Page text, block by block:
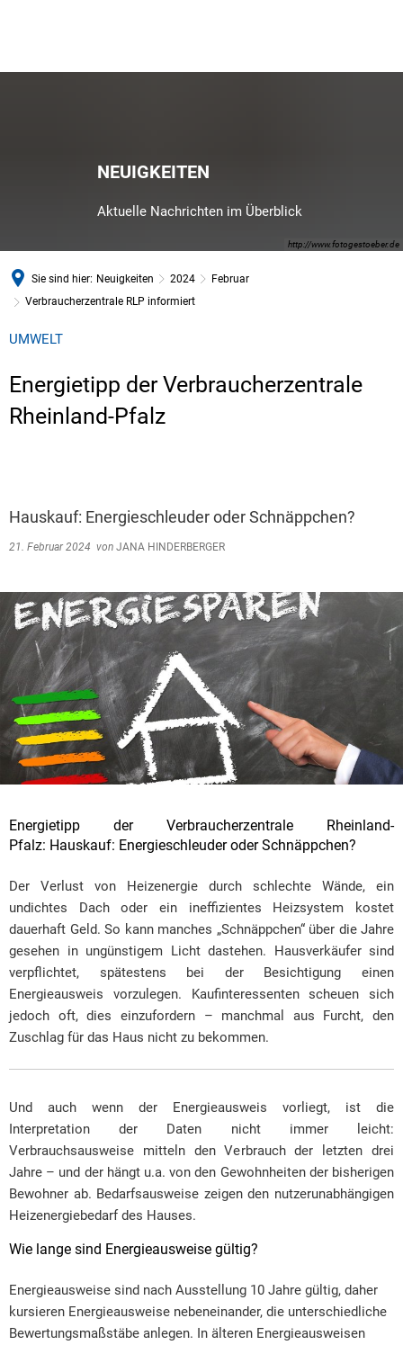
http://www.fotogestoeber.de
NEUIGKEITEN
Aktuelle Nachrichten im Überblick
Sie sind hier: Neuigkeiten 2024
Februar
Verbraucherzentrale RLP informiert
UMWELT
Energietipp der Verbraucherzentrale
Rheinland-Pfalz
Hauskauf: Energieschleuder oder Schnäppchen?
21. Februar 2024 von JANA HINDERBERGER
Energietipp der Verbraucherzentrale Rheinland-
Pfalz: Hauskauf: Energieschleuder oder Schnäppchen?
Der Verlust von Heizenergie durch schlechte Wände, ein
undichtes Dach oder ein ineffizientes Heizsystem kostet
dauerhaft Geld. So kann manches „Schnäppchen“ über die Jahre
gesehen in ungünstigem Licht dastehen. Hausverkäufer sind
verpflichtet, spätestens bei der Besichtigung einen
Energieausweis vorzulegen. Kaufinteressenten scheuen sich
jedoch oft, dies einzufordern – manchmal aus Furcht, den
Zuschlag für das Haus nicht zu bekommen.
Und auch wenn der Energieausweis vorliegt, ist die
Interpretation der Daten nicht immer leicht:
Verbrauchsausweise mitteln den Verbrauch der letzten drei
Jahre – und der hängt u.a. von den Gewohnheiten der bisherigen
Bewohner ab. Bedarfsausweise zeigen den nutzerunabhängigen
Heizenergiebedarf des Hauses.
Wie lange sind Energieausweise gültig?
Energieausweise sind nach Ausstellung 10 Jahre gültig, daher
kursieren Energieausweise nebeneinander, die unterschiedliche
Bewertungsmaßstäbe anlegen. In älteren Energieausweisen